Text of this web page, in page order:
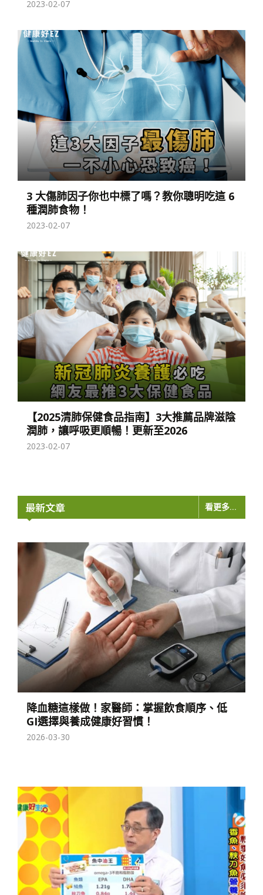
2023-02-07
3 大傷肺因子你也中標了嗎？教你聰明吃這 6
種潤肺食物！
2023-02-07
【2025清肺保健食品指南】3大推薦品牌滋陰
潤肺，讓呼吸更順暢！更新至2026
2023-02-07
最新文章 看更多...
降血糖這樣做！家醫師：掌握飲食順序、低
GI選擇與養成健康好習慣！
2026-03-30